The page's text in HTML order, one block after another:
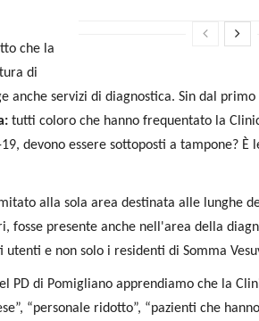
che la
di
anche servizi di diagnostica. Sin dal
tutti coloro che hanno frequentato la
devono essere sottoposti a tampone? È
alla sola area destinata alle lunghe
fosse presente anche nell'area della
e non solo i residenti di Somma
PD di Pomigliano apprendiamo che la
“personale ridotto”, “pazienti che